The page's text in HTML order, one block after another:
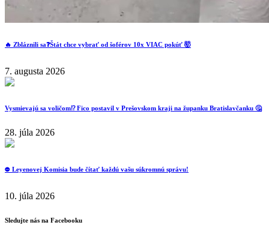
🔥 Zbláznili sa❓️Štát chce vybrať od šoférov 10x VIAC pokúť 🤯
7. augusta 2026
Vysmievajú sa voličom⁉️ Fico postavil v Prešovskom kraji na županku Bratislavčanku 🤔
28. júla 2026
⛔️ Leyenovej Komisia bude čítať každú vašu súkromnú správu!
10. júla 2026
Sledujte nás na Facebooku